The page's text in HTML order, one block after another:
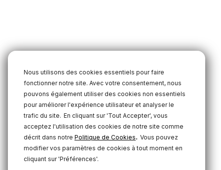
Nous utilisons des cookies essentiels pour faire
fonctionner notre site. Avec votre consentement, nous
pouvons également utiliser des cookies non essentiels
pour améliorer l'expérience utilisateur et analyser le
trafic du site. En cliquant sur 'Tout Accepter', vous
acceptez l'utilisation des cookies de notre site comme
décrit dans notre Politique de Cookies. Vous pouvez
modifier vos paramètres de cookies à tout moment en
cliquant sur 'Préférences'.